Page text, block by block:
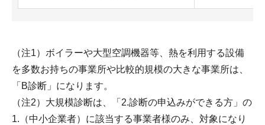
（注1）ボイラーや大型空調機器等、熱を利用する設備
を多数お持ちの事業所や比較的規模の大きな事業所は、
「B診断」になります。
（注2）大規模診断は、「2.診断の申込みができる方」の
1.（中小企業者）に該当する事業者様のみ、対象になり